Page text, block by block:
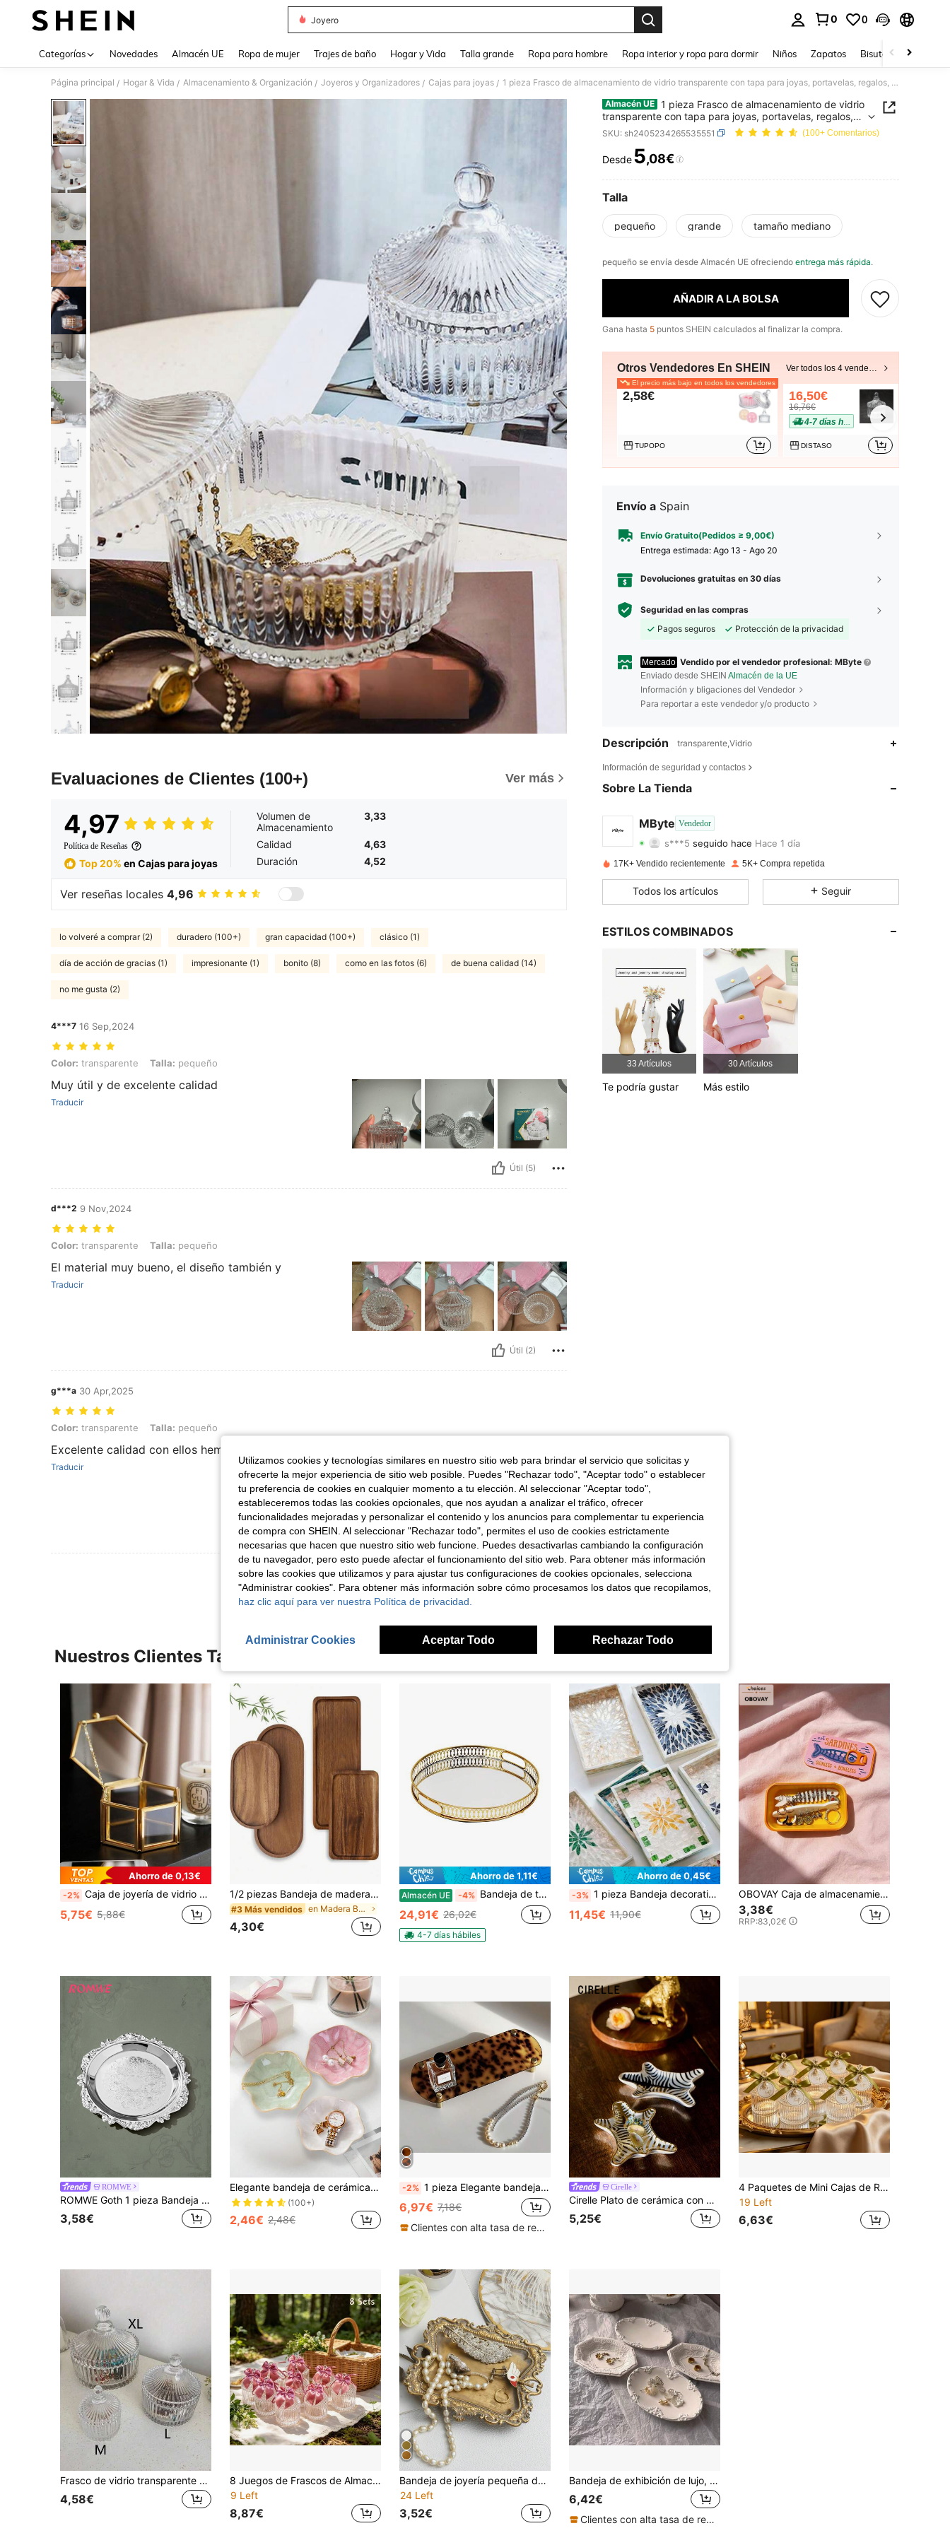
Joyero
0 0
Categorías Novedades Almacén UE Ropa de mujer Trajes de baño Hogar y Vida Talla grande Ropa para hombre Ropa interior y ropa para dormir Niños Zapatos Bisutería Y
Página principal / Hogar & Vida / Almacenamiento & Organización / Joyeros y Organizadores / Cajas para joyas / 1 pieza Frasco de almacenamiento de vidrio transparente con tapa para joyas, portavelas, regalos, contenedor de almacenamiento, de vuelta a la escuela, decoración de habitación
Evaluaciones de Clientes (100+) Ver más
4,97
Política de Reseñas
Top 20% en Cajas para joyas
Volumen de
Almacenamiento
3,33
Calidad
4,63
Duración
4,52
Ver reseñas locales 4,96
lo volveré a comprar (2) duradero (100+) gran capacidad (100+) clásico (1)
día de acción de gracias (1) impresionante (1) bonito (8) como en las fotos (6) de buena calidad (14)
no me gusta (2)
4***7 16 Sep,2024
Color: transparente, Talla: pequeño
Color: transparente Talla: pequeño
Muy útil y de excelente calidad
Traducir
Útil (5)
d***2 9 Nov,2024
Color: transparente, Talla: pequeño
Color: transparente Talla: pequeño
El material muy bueno, el diseño también y
Traducir
Útil (2)
g***a 30 Apr,2025
Color: transparente, Talla: pequeño
Color: transparente Talla: pequeño
Excelente calidad con ellos hemos hecho velas y quedan divinos
Traducir
Útil (1)
Ver Más Reseñas
Almacén UE 1 pieza Frasco de almacenamiento de vidrio
transparente con tapa para joyas, portavelas, regalos,
contenedor de almacenamiento, de vuelta a la escuela,
decoración de habitación
SKU: sh2405234265535551 (100+ Comentarios)
PRICE AND AVAILABILITY
Desde5,08€
Talla
pequeño grande tamaño mediano
​pequeño se envía desde Almacén UE ofreciendo entrega más rápida.
AÑADIR A LA BOLSA
Gana hasta 5 puntos SHEIN calculados al finalizar la compra.
Otros Vendedores En SHEIN Ver todos los 4 vendedores
El precio más bajo en todos los vendedores
2,58€
TUPOPO
16,50€
16,76€
4-7 días hábiles
DISTASO
Envío a Spain
Envío Gratuito(Pedidos ≥ 9,00€)
Entrega estimada: Ago 13 - Ago 20
Devoluciones gratuitas en 30 días
Seguridad en las compras
Pagos seguros
Protección de la privacidad
Mercado Vendido por el vendedor profesional: MByte
Enviado desde SHEIN Almacén de la UE
Información y bligaciones del Vendedor
Para reportar a este vendedor y/o producto
Descripción transparente,Vidrio
Información de seguridad y contactos
Sobre La Tienda
MByte Vendedor
4,85 16
s***5seguido hace
4,85 Calificación 16Artículos 1.7K
4,85 16 1.7K
4,85 16
4,85 16 1.7K
4,85 16 1.7K
4,85 16
17K+ Vendido recientemente 5K+ Compra repetida
Todos los artículos Seguir
ESTILOS COMBINADOS
33 Artículos
Te podría gustar
30 Artículos
Más estilo
Nuestros Clientes También Vieron
Ahorro de 0,13€
-2% Caja de joyería de vidrio hexagonal, caja de joyería con forma de casa de flores, caja de joyería con forma de flor de diamante, casa de plantas y flores para el hogar y jardinería
5,75€ 5,88€
1/2 piezas Bandeja de madera de bellota, bandeja ovalada larga, bandeja rectangular, bandeja de madera, bandeja para exhibición de belleza, bandeja para perfumes, bandeja de baño, bandeja de madera para vajilla, bandeja para pasteles, bandeja de cocina, estantería de exhibición para cumpleaños, bandeja de jardín, bandeja para cupcakes, adecuada para decoraciones de cumpleaños, Acción de Gracias, Halloween, Pascua, San Valentín, Navidad, decoración de mesa, adecuada para postres, pasteles, pan, perfumes, joyas, productos de baño, cosméticos, vibraciones bohemias
#3 Más vendidos en Madera Bandejas de joyería
4,30€
Ahorro de 1,11€
Almacén UE -4% Bandeja de tocador dorada con espejo para encimera de baño, bandeja decorativa de metal para guardar joyas, organizador de cosméticos y perfumes para tocador, dormitorio, decoración del hogar, adecuada para portavelas, centro de mesa de café, 32 cm
24,91€ 26,02€
4-7 días hábiles
Ahorro de 0,45€
-3% 1 pieza Bandeja decorativa con incrustaciones de conchas de colores estilo INS, función de almacenamiento decorativo, adecuada para sala de estar, mesa de comedor, decoración de fiestas festivas, almacenamiento de artículos diarios, organización de mujeres, uso en dormitorios de regreso a la escuela
11,45€ 11,90€
OBOVAY Caja de almacenamiento de joyería vintage mini con diseño de sardina y divisor de espina de pescado, caja de joyería portátil con cierre a presión, almacenamiento con compartimentos para aretes, anillos, collares, adecuada para viajes cortos, escritorio de dormitorio, organización de tocador de maquillaje, ideal para niñas delicadas, estudiantes, amantes de la joyería, Festival Qixi, cumpleaños, regalos para mejores amigos, caja portátil para aretes, organizador de joyería mini, caja portátil de almacenamiento de anillos, caja de joyería con diseño de espina de pescado de dibujos animados, caja de almacenamiento de joyería pequeña para viajes
3,38€
RRP:83,02€
ROMWE
ROMWE Goth 1 pieza Bandeja de joya con diseño vintage
3,58€
Elegante bandeja de cerámica para joyas, perfecta para pendientes, anillos, llaves y todo tipo de accesorios pequeños. Un regalo ideal para cumpleaños, Navidad y Día de San Valentín. Esta bandeja multifuncional ofrece almacenamiento premium, exhibición de joyas y efectos decorativos
(100+)
2,46€ 2,48€
-2% 1 pieza Elegante bandeja acrílica con estampado de leopardo de concha y latón, perfecta para habitaciones elegantes, organizador de almacenamiento elegante para mujeres, regalo ideal para verano, vuelta al colegio, Acción de Gracias, Navidad y Año Nuevo, mejora la estética de tu hogar con este accesorio versátil, perfecto para entretenimiento y uso diario, complemento para cualquier espacio
6,97€ 7,18€
Clientes con alta tasa de repetición
Cirelle
Cirelle Plato de cerámica con diseño de piel de tigre pintado a mano, pequeño soporte para joyas, bandeja para anillos, pulseras y aretes, decoración hogareña, decoración de mesa Rama, regalo del Día de la Madre, regalo de inauguración de casa, decoración de posada, útil para volver a la escuela
5,25€
4 Paquetes de Mini Cajas de Regalo de Boda de Acrílico con Lazo de Cinta de Satén, Encanto de Perla y Etiqueta de Regalo Dulce, Regalos Elegantes de Agradecimiento para Invitados, Recuerdos de Despedida de Soltera y Recepción de Boda
19 Left
6,63€
Frasco de vidrio transparente para dulces, contenedor de almacenamiento, frasco de dulces para bodas con tapa, frasco de vidrio, cristalería, caja de joyas, frasco de dulces, caja para hisopos de algodón, soporte para bolígrafos, jarrón, almacenamiento, pequeño diamante, regalo del Día de la Madre, regalo de Navidad
4,58€
8 Juegos de Frascos de Almacenamiento de Acrílico con Cinta de Satén Rosa, Cajas de Regalos de Boda, Contenedores Decorativos Mini para Bautizo, Baby Shower, Despedida de Soltera, Organización del Hogar & Regalos de Recuerdo
9 Left
8,87€
Bandeja de joyería pequeña dorada vintage, plato para anillos de estilo rústico, bandeja de latón para pendientes y collares antiguos, plato pequeño y lindo para baratijas, regalo de decoración del hogar, soporte decorativo mini para exhibir joyas de boda, regalo para mujeres, regalo de regreso a clases
24 Left
3,52€
Bandeja de exhibición de lujo, bandeja de exhibición de joyería, soporte para anillos, bandeja decorativa de resina elegante, diseño de relieve europeo, adecuado para tocador, tocador, decoración de boda, accesorios de fotografía, regalos para mujeres, Navidad, cumpleaños
6,42€
Clientes con alta tasa de repetición
Utilizamos cookies y tecnologías similares en nuestro sitio web para brindar el servicio que solicitas y
ofrecerte la mejor experiencia de sitio web posible. Puedes "Rechazar todo", "Aceptar todo" o establecer
tu preferencia de cookies en cualquier momento a tu elección. Al seleccionar "Aceptar todo",
estableceremos todas las cookies opcionales, que nos ayudan a analizar el tráfico, ofrecer
funcionalidades mejoradas y personalizar el contenido y los anuncios para complementar tu experiencia
de compra con SHEIN. Al seleccionar "Rechazar todo", permites el uso de cookies estrictamente
necesarias que hacen que nuestro sitio web funcione. Puedes desactivarlas cambiando la configuración
de tu navegador, pero esto puede afectar el funcionamiento del sitio web. Para obtener más información
sobre las cookies que utilizamos y para ajustar tus configuraciones de cookies opcionales, selecciona
"Administrar cookies". Para obtener más información sobre cómo procesamos los datos que recopilamos,
haz clic aquí para ver nuestra Política de privacidad.
Administrar Cookies Aceptar Todo Rechazar Todo